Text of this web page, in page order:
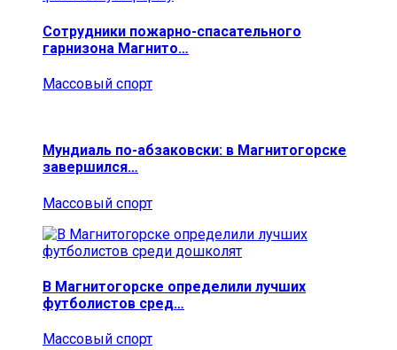
Сотрудники пожарно-спасательного
гарнизона Магнито…
Массовый спорт
Мундиаль по-абзаковски: в Магнитогорске
завершился…
Массовый спорт
В Магнитогорске определили лучших
футболистов сред…
Массовый спорт